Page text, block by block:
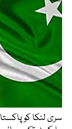
سری لنکا کو